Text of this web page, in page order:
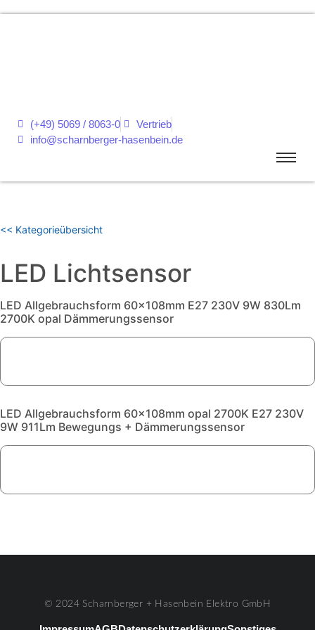
(+49) 5069 / 8063-0
Vertrieb
info@scharnberger-hasenbein.de
<< Kategorieübersicht
LED Lichtsensor
LED Allgebrauchsform 60x108mm E27 230V 9W 830Lm
2700K opal Dämmerungssensor
LED Allgebrauchsform 60x108mm opal 2700K E27 230V
9W 911Lm Bewegungs + Dämmerungssensor
© 2024 Scharnberger + Hasenbein Elektro GmbH